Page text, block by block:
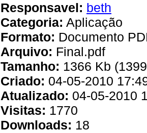
Responsavel: beth
Categoria: Aplicação
Formato: Documento
Arquivo: Final.pdf
Tamanho: 1366 Kb
Criado: 04-05-2010
Atualizado: 04-05-2010
Visitas: 1770
Downloads: 18